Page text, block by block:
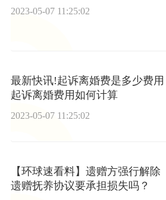
2023-05-07 11:25:02
最新快讯!起诉离婚费是多少费用
起诉离婚费用如何计算
2023-05-07 11:25:02
【环球速看料】遗赠方强行解除
遗赠抚养协议要承担损失吗？